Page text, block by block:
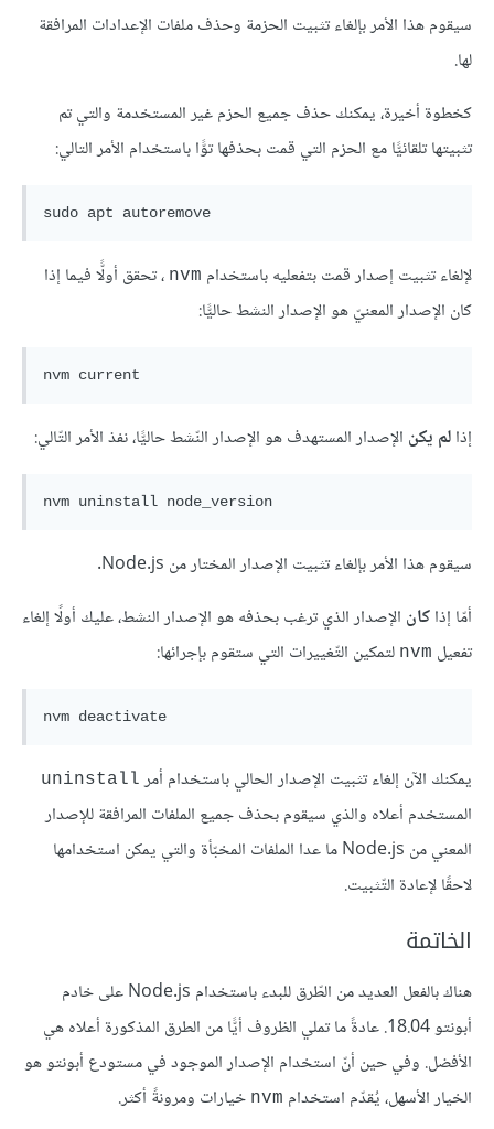
سيقوم هذا الأمر بإلغاء تثبيت الحزمة وحذف ملفات الإعدادات المرافقة
لها.
كخطوة أخيرة، يمكنك حذف جميع الحزم غير المستخدمة والتي تم
تثبيتها تلقائيًّا مع الحزم التي قمت بحذفها توًّا باستخدام الأمر التالي:
sudo apt autoremove
لإلغاء تثبيت إصدار قمت بتفعليه باستخدام nvm ، تحقق أولًّا فيما إذا
كان الإصدار المعنيّ هو الإصدار النشط حاليًّا:
nvm current
إذالم يكن الإصدار المستهدف هو الإصدار النّشط حاليًّا، نفذ الأمر التّالي:
nvm
سيقوم هذا الأمر بإلغاء تثبيت الإصدار المختار من Node.js.
أمّا إذاكان الإصدار الذي ترغب بحذفه هو الإصدار النشط، عليك أولًا إلغاء
تفعيل nvm لتمكين التّغييرات التي ستقوم بإجرائها:
nvm deactivate
يمكنك الآن إلغاء تثبيت الإصدار الحالي باستخدام أمر uninstall
المستخدم أعلاه والذي سيقوم بحذف جميع الملفات المرافقة للإصدار
المعني من Node.js ما عدا الملفات المخبّأة والتي يمكن استخدامها
لاحقًا لإعادة التّثبيت.
الخاتمة
هناك بالفعل العديد من الطّرق للبدء باستخدام Node.js على خادم
أبونتو 18.04. عادةً ما تملي الظروف أيًّا من الطرق المذكورة أعلاه هي
الأفضل. وفي حين أنّ استخدام الإصدار الموجود في مستودع أبونتو هو
الخيار الأسهل، يُقدّم استخدام nvm خيارات ومرونةً أكثر.